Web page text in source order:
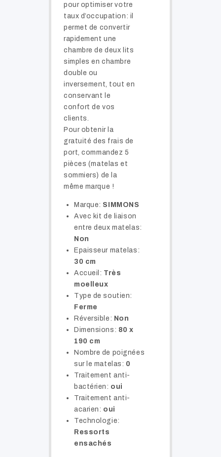
pour optimiser votre
taux d’occupation: il
permet de convertir
rapidement une
chambre de deux lits
simples en chambre
double ou
inversement, tout en
conservant le
confort de vos
clients.
Pour obtenir la
gratuité des frais de
port, commandez 5
pièces (matelas et
sommiers) de la
même marque !
Marque: SIMMONS
Avec kit de liaison
entre deux matelas:
Non
Epaisseur matelas:
30 cm
Accueil: Très
moelleux
Type de soutien:
Ferme
Réversible: Non
Dimensions: 80 x
190 cm
Nombre de poignées
sur le matelas: 0
Traitement anti-
bactérien: oui
Traitement anti-
acarien: oui
Technologie:
Ressorts
ensachés